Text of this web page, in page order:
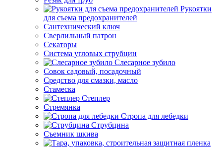
Рукоятки
для съема предохранителей
Сантехнический ключ
Сверлильный патрон
Секаторы
Система угловых струбцин
Слесарное зубило
Совок садовый, посадочный
Средство для смазки, масло
Стамеска
Степлер
Стремянка
Стропа для лебедки
Струбцина
Съемник шкива